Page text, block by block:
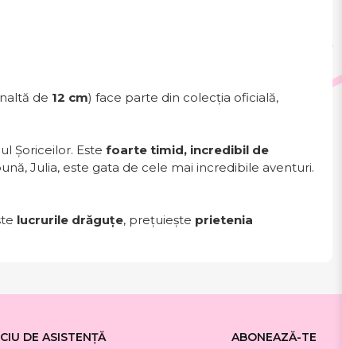
de 12 cm) face parte din colecția oficială,
Șoriceilor. Este foarte timid, incredibil de
Julia, este gata de cele mai incredibile aventuri.
lucrurile drăguțe, prețuiește prietenia
DE ASISTENȚĂ
ABONEAZĂ-TE